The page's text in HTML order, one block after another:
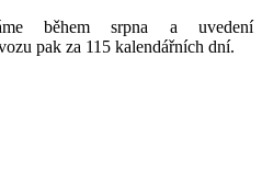
během srpna a uvedení
pak za 115 kalendářních dní.